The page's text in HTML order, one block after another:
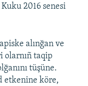
Kuku 2016 senesi
alınğan ve
olarnıñ taqip
tüşüne.
etkenine köre,